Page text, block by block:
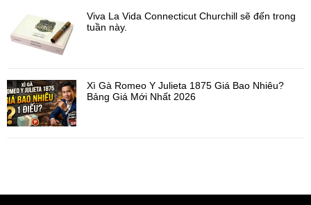
Viva La Vida Connecticut Churchill sẽ đến trong
tuần này.
Xì Gà Romeo Y Julieta 1875 Giá Bao Nhiêu?
Bảng Giá Mới Nhất 2026